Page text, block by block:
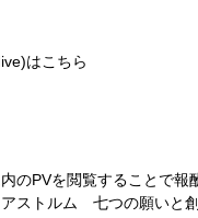
はこちら
のPVを閲覧することで報
ストルム 七つの願いと